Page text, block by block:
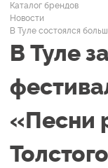
Каталог брендов
Новости
В Туле состоялся
В Туле
«Песни